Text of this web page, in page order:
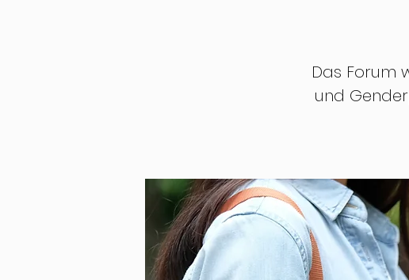
Das Forum
und